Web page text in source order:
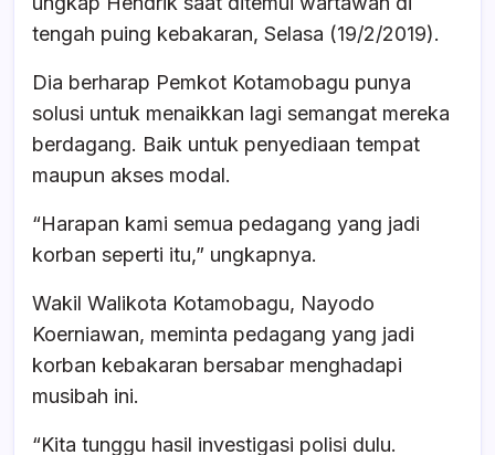
tengah puing kebakaran, Selasa (19/2/2019).
Dia berharap Pemkot Kotamobagu punya
solusi untuk menaikkan lagi semangat mereka
berdagang. Baik untuk penyediaan tempat
maupun akses modal.
“Harapan kami semua pedagang yang jadi
korban seperti itu,” ungkapnya.
Wakil Walikota Kotamobagu, Nayodo
Koerniawan, meminta pedagang yang jadi
korban kebakaran bersabar menghadapi
musibah ini.
“Kita tunggu hasil investigasi polisi dulu.